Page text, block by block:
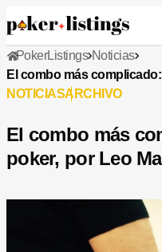
PokerListings Noticias
El combo más
NOTICIASARCHIVO
El combo más
poker, por Leo